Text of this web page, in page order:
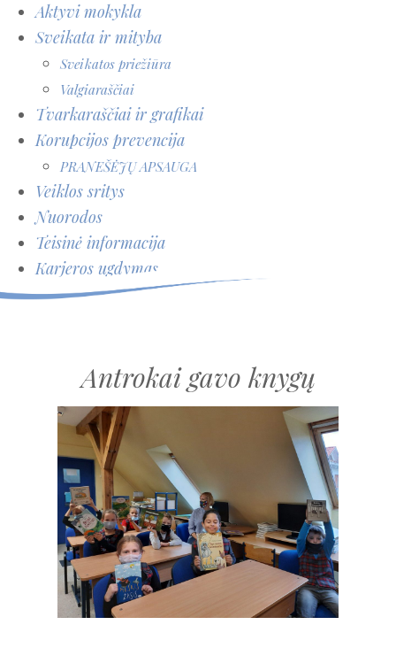
Aktyvi mokykla
Sveikata ir mityba
Sveikatos priežiūra
Valgiaraščiai
Tvarkaraščiai ir grafikai
Korupcijos prevencija
PRANEŠĖJŲ APSAUGA
Veiklos sritys
Nuorodos
Teisinė informacija
Karjeros ugdymas
Antrokai gavo knygų